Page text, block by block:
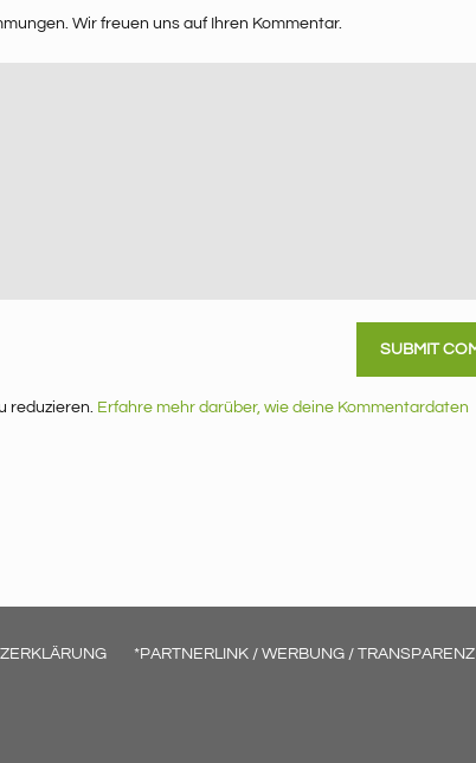
Wir freuen uns auf Ihren Kommentar.
reduzieren. Erfahre mehr darüber, wie deine Kommentardaten
*PARTNERLINK / WERBUNG / TRANSPARENZ